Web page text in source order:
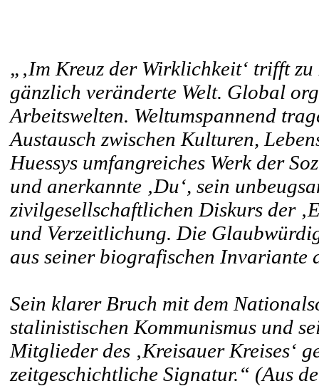
„‚Im Kreuz der Wirklichkeit‘ trifft
gänzlich veränderte Welt. Global
Arbeitswelten. Weltumspannend
Austausch zwischen Kulturen,
Huessys umfangreiches Werk der
und anerkannte ‚Du‘, sein
zivilgesellschaftlichen Diskurs der
und Verzeitlichung. Die
aus seiner biografischen Invariante
Sein klarer Bruch mit dem
stalinistischen Kommunismus und
Mitglieder des ‚Kreisauer Kreises‘
zeitgeschichtliche Signatur.“ (Aus